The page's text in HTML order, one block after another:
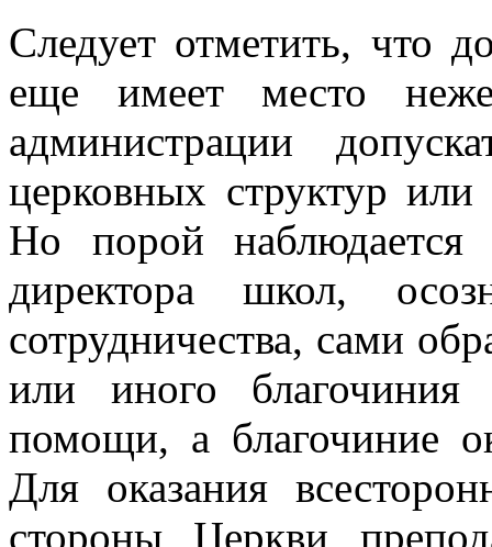
Следует отметить, что
еще имеет место
администрации
церковных структур
Но порой
директора школ,
сотрудничества, сами
или иного
помощи, а благочиние
Для оказания
стороны Церкви